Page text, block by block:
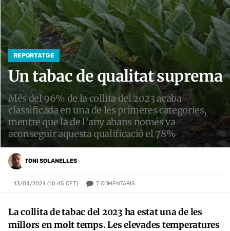
REPORTATGE
Un tabac de qualitat suprema
Més del 96% de la collita del 2023 acaba
classificada en una de les primeres categories,
mentre que la de l’any abans només va
aconseguir aquesta qualificació el 78%
TONI SOLANELLES
13/04/2024 (10:45 CET) 7 COMENTARIS
La collita de tabac del 2023 ha estat una de les
millors en molt temps. Les elevades temperatures